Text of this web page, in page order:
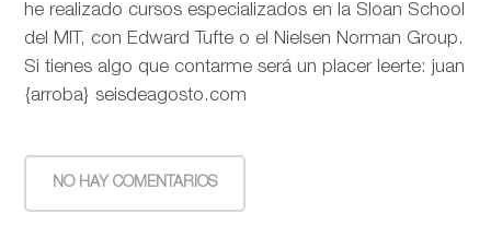
he realizado cursos especializados en la Sloan School
del MIT, con Edward Tufte o el Nielsen Norman Group.
Si tienes algo que contarme será un placer leerte: juan
{arroba} seisdeagosto.com
NO HAY COMENTARIOS